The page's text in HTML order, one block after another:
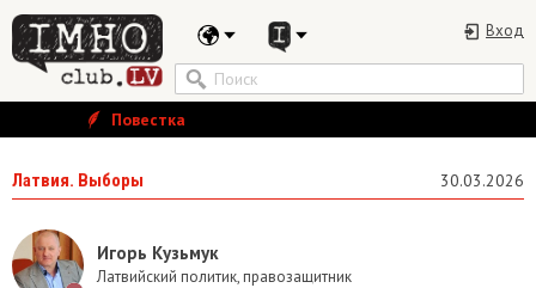
Вход
Повестка
Латвия. Выборы 30.03.2026
Игорь Кузьмук
Латвийский политик, правозащитник